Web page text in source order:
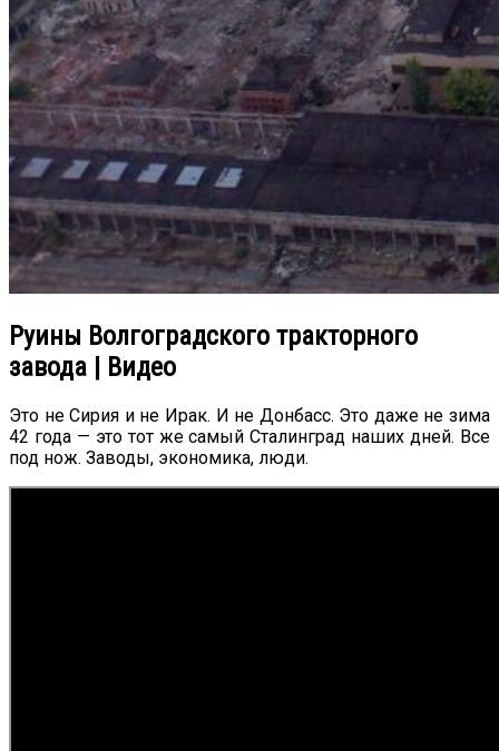
Руины Волгоградского тракторного
завода | Видео
Это не Сирия и не Ирак. И не Донбасс. Это даже не зима
42 года — это тот же самый Сталинград наших дней. Все
под нож. Заводы, экономика, люди.